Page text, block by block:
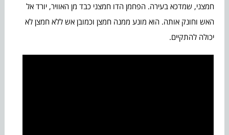
חמצני, שמדכא בעירה. הפחמן הדו חמצני כבד מן האוויר, יורד אל
האש וחונק אותה. הוא מונע ממנה חמצן וכמובן אש ללא חמצן לא
יכולה להתקיים.